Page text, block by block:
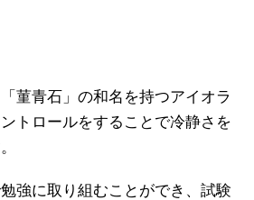
菫青石」の和名を持つアイオラ
トロールをすることで冷静さを
強に取り組むことができ、試験